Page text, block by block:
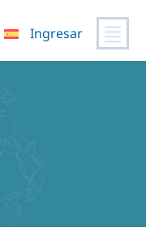
Ingresar